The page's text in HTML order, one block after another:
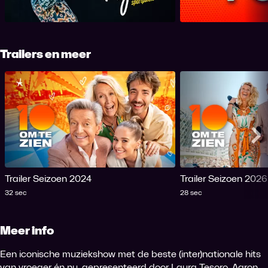
Trailers en meer
Trailer Seizoen 2024
Tijdsduur
32 sec
Trailer Seizoen 2026
Tijdsduur
28 sec
Meer info
Een iconische muziekshow met de beste (inter)nationale hits